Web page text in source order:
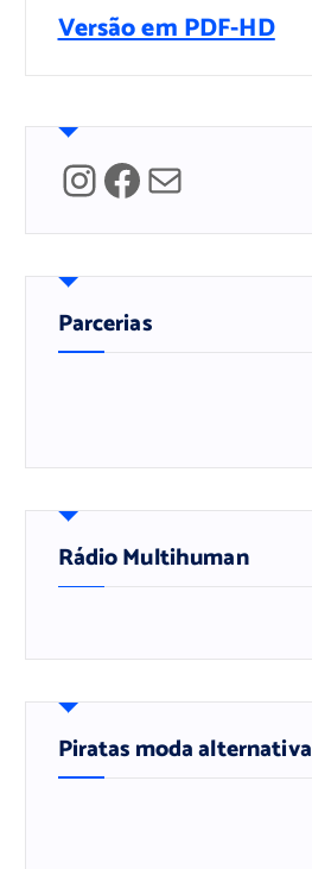
Versão em PDF-HD
InstagramFacebook Mail
Parcerias
Rádio Multihuman
Piratas moda alternativa